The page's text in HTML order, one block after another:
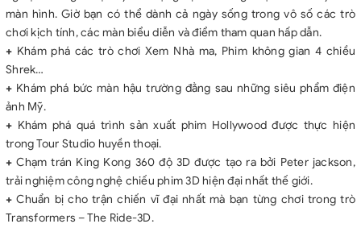
màn hình. Giờ bạn có thể dành cả ngày sống trong vô số các trò
chơi kịch tính, các màn biểu diễn và điểm tham quan hấp dẫn.
+ Khám phá các trò chơi Xem Nhà ma, Phim không gian 4 chiều
Shrek…
+ Khám phá bức màn hậu trường đằng sau những siêu phẩm điện
ảnh Mỹ.
+ Khám phá quá trình sản xuất phim Hollywood được thực hiện
trong Tour Studio huyền thoại.
+ Chạm trán King Kong 360 độ 3D được tạo ra bởi Peter jackson,
trải nghiệm công nghệ chiếu phim 3D hiện đại nhất thế giới.
+ Chuẩn bị cho trận chiến vĩ đại nhất mà bạn từng chơi trong trò
Transformers – The Ride-3D.